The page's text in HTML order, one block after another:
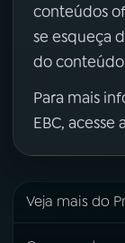
conteúdos
se esqueça
do conteúdo
Para mais
EBC,
Veja mais do